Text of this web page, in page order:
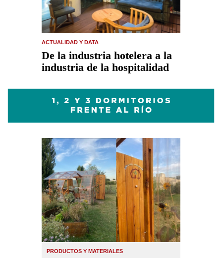
ACTUALIDAD Y DATA
De la industria hotelera a la
industria de la hospitalidad
PRODUCTOS Y MATERIALES